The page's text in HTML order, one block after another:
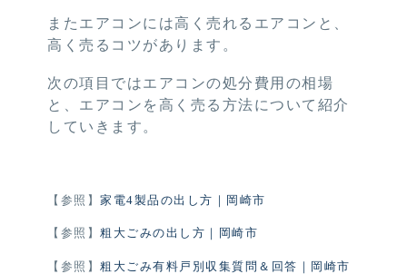
またエアコンには高く売れるエアコンと、
高く売るコツがあります。
次の項目ではエアコンの処分費用の相場
と、エアコンを高く売る方法について紹介
していきます。
【参照】 家電4製品の出し方｜岡崎市
【参照】 粗大ごみの出し方｜岡崎市
【参照】 粗大ごみ有料戸別収集質問＆回答｜岡崎市